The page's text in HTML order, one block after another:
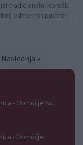
tradicionalni Koroški
odmevnih pustnih
Naslednja »
- Območje Sv.
- Območje